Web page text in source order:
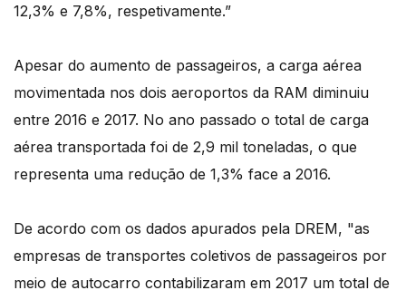
12,3% e 7,8%, respetivamente.”
Apesar do aumento de passageiros, a carga aérea
movimentada nos dois aeroportos da RAM diminuiu
entre 2016 e 2017. No ano passado o total de carga
aérea transportada foi de 2,9 mil toneladas, o que
representa uma redução de 1,3% face a 2016.
De acordo com os dados apurados pela DREM, "as
empresas de transportes coletivos de passageiros por
meio de autocarro contabilizaram em 2017 um total de